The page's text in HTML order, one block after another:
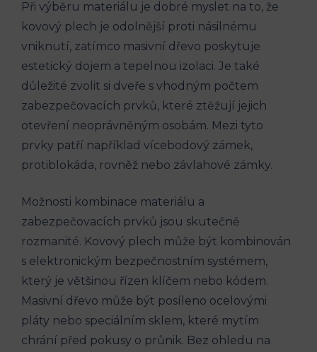
Při výběru materiálu je dobré myslet na to, že
kovový plech je odolnější proti násilnému
vniknutí, zatímco masivní dřevo poskytuje
estetický dojem a tepelnou izolaci. Je také
důležité zvolit si dveře s vhodným počtem
zabezpečovacích prvků, které ztěžují jejich
otevření neoprávněným osobám. Mezi tyto
prvky patří například vícebodový zámek,
protiblokáda, rovněž nebo závlahové zámky.
Možnosti kombinace materiálu a
zabezpečovacích prvků jsou skutečně
rozmanité. Kovový plech může být kombinován
s elektronickým bezpečnostním systémem,
který je většinou řízen klíčem nebo kódem.
Masivní dřevo může být posíleno ocelovými
pláty nebo speciálním sklem, které mytím
chrání před pokusy o průnik. Bez ohledu na